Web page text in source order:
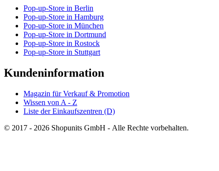
Pop-up-Store in Berlin
Pop-up-Store in Hamburg
Pop-up-Store in München
Pop-up-Store in Dortmund
Pop-up-Store in Rostock
Pop-up-Store in Stuttgart
Kundeninformation
Magazin für Verkauf & Promotion
Wissen von A - Z
Liste der Einkaufszentren (D)
© 2017 - 2026 Shopunits GmbH - Alle Rechte vorbehalten.